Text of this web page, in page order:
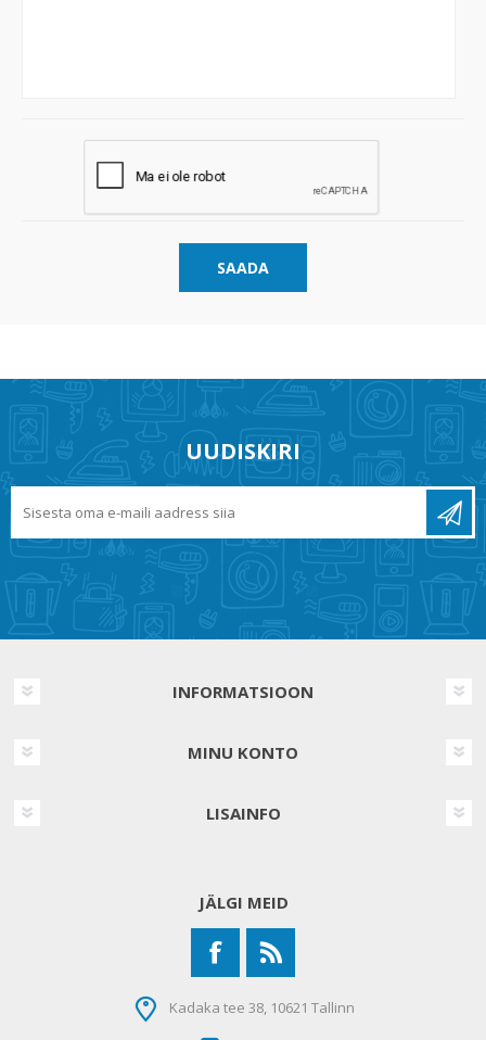
SAADA
UUDISKIRI
INFORMATSIOON
MINU KONTO
LISAINFO
JÄLGI MEID
Kadaka tee 38, 10621 Tallinn